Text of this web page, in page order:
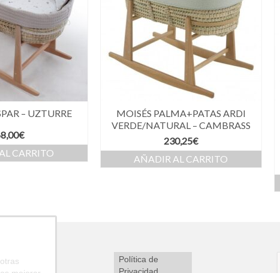
– UZTURRE
€
CARRITO
MOISÉS PALMA+PATAS ARDI
VERDE/NATURAL – CAMBRASS
230,25€
AÑADIR AL CARRITO
Política de
Privacidad